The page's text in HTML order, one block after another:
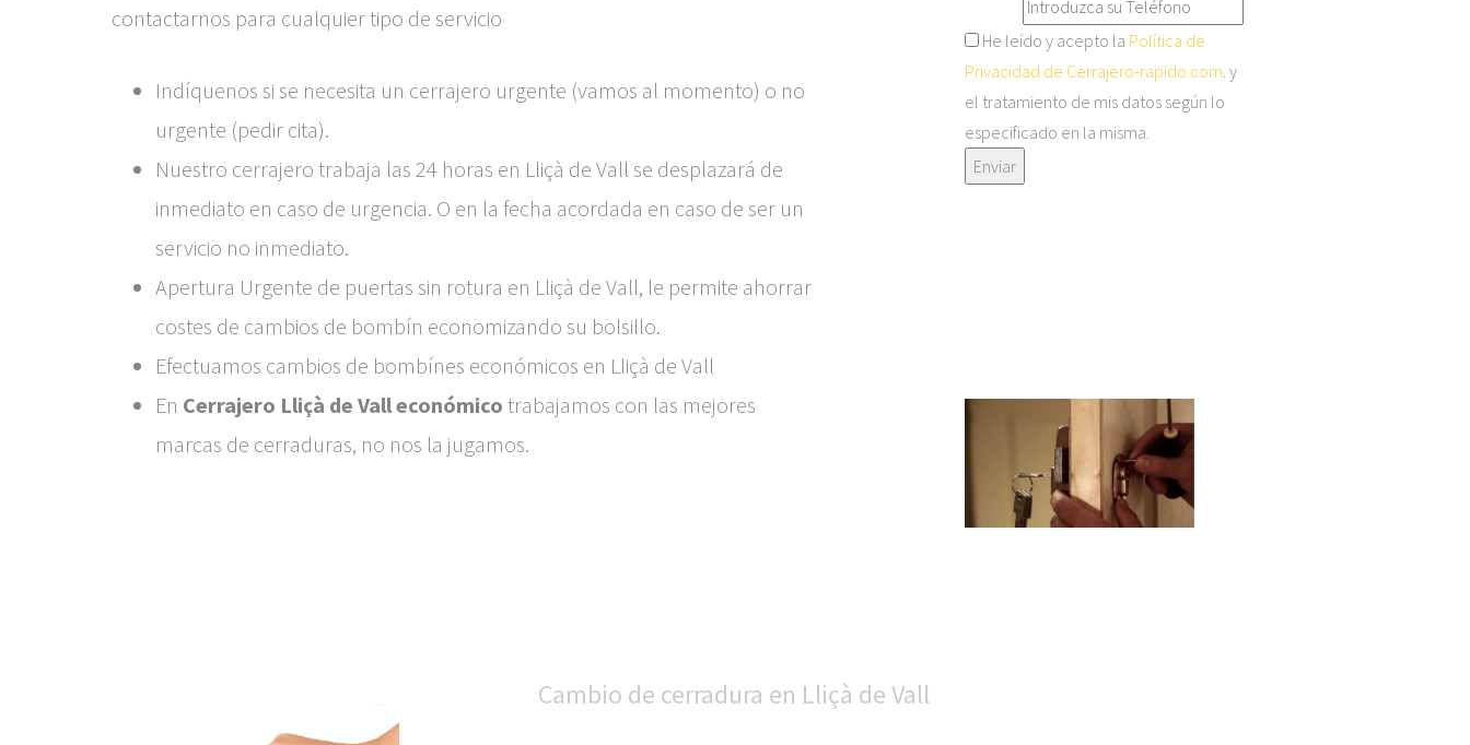
He leído y acepto la Política de
Privacidad de Cerrajero-rapido.com. y
el tratamiento de mis datos según lo
especificado en la misma.
Enviar
contactarnos para cualquier tipo de servicio
Indíquenos si se necesita un cerrajero urgente (vamos al momento) o no
urgente (pedir cita).
Nuestro cerrajero trabaja las 24 horas en Lliçà de Vall se desplazará de
inmediato en caso de urgencia. O en la fecha acordada en caso de ser un
servicio no inmediato.
Apertura Urgente de puertas sin rotura en Lliçà de Vall, le permite ahorrar
costes de cambios de bombín economizando su bolsillo.
Efectuamos cambios de bombínes económicos en Lliçà de Vall
En Cerrajero Lliçà de Vall económico trabajamos con las mejores
marcas de cerraduras, no nos la jugamos.
Cambio de cerradura en Lliçà de Vall